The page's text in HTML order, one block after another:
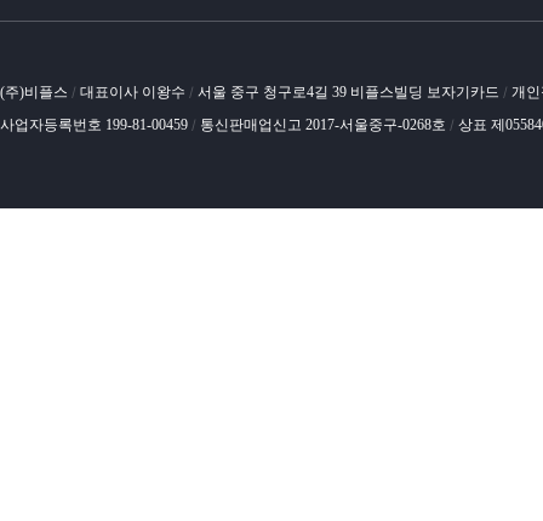
(주)비플스 / 대표이사 이왕수 / 서울 중구 청구로4길 39 비플스빌딩 보자기카드 / 개
사업자등록번호 199-81-00459 / 통신판매업신고 2017-서울중구-0268호 / 상표 제